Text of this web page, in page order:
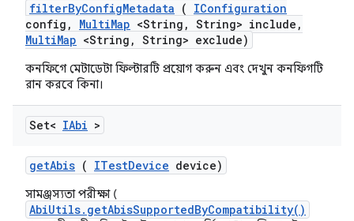
filterByConfigMetadata ( IConfiguration
config , MultiMap <String , String> include ,
MultiMap <String , String> exclude)
কনফিগে মেটাডেটা ফিল্টারটি প্রয়োগ করুন এবং দেখুন কনফিগটি
রান করবে কিনা।
Set< IAbi >
getAbis ( ITestDevice device)
সামঞ্জস্যতা পরীক্ষা (
AbiUtils.getAbisSupportedByCompatibility()